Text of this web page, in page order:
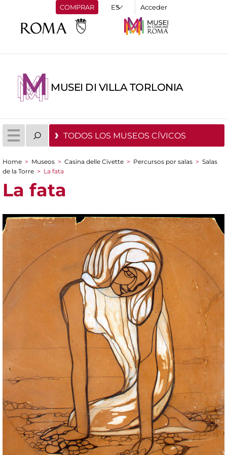
COMPRAR Acceder
MUSEI DI VILLA TORLONIA
TODOS LOS MUSEOS CÍVICOS
You are here
Home > Museos > Casina delle Civette > Percursos por salas > Salas
de la Torre > La fata
La fata